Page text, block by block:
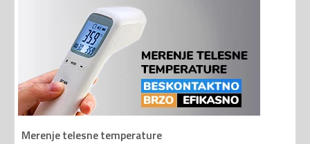
Merenje telesne temperature